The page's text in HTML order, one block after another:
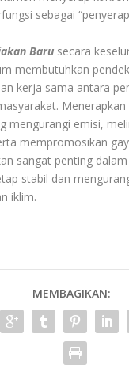
sebagai
Baru secara
membutuhkan
kerja sama antara
mengurangi emisi,
mempromosikan
sangat penting
stabil dan
iklim.
MEMBAGIKAN: